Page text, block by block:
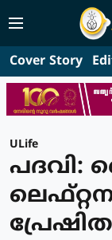
Cover Story
ULife
പദവി: